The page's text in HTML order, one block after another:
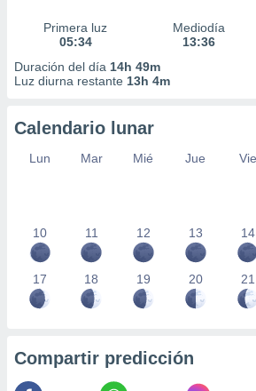
Primera luz
05:34
Mediodía
13:36
Duración del día 14h 49m
Luz diurna restante 13h 4m
Calendario lunar
Lun Mar Mié Jue Vie
10 11 12 13 14
17 18 19 20 21
Compartir predicción